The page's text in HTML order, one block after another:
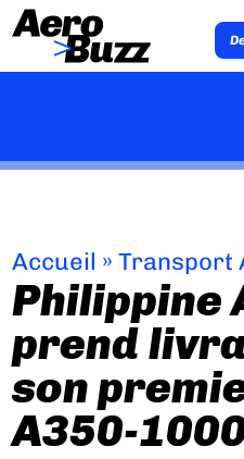
Accueil »Transport
Philippine
prend
son
A350-